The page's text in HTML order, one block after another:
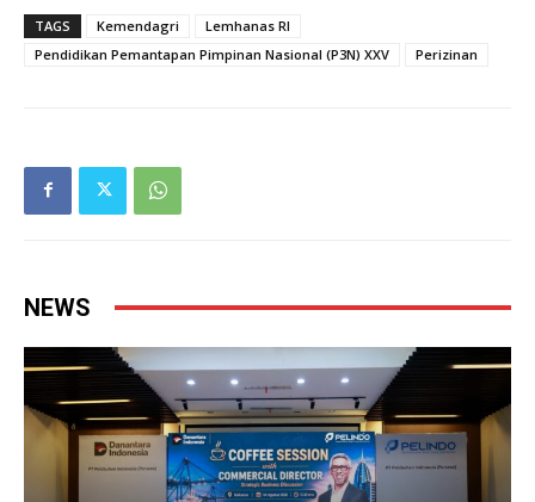
TAGS Kemendagri
Lemhanas RI
Pendidikan Pemantapan Pimpinan Nasional (P3N) XXV
Perizinan
NEWS